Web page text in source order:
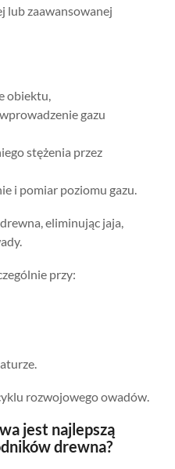
lub zaawansowanej
obiektu,
gazu
stężenia przez
i pomiar poziomu gazu.
eliminując jaja,
przy:
rozwojowego owadów.
jest najlepszą
drewna?